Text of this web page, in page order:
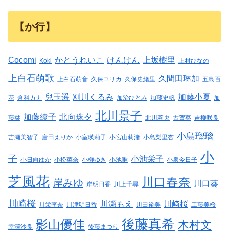
【か行】
Cocomi Koki かとうれいこ けんけん 上坂樹里 上村ひなの
上白石萌歌 上白石萌音 久保ユリカ 久保史緒里 久間田琳加 五島百
花 倉科カナ 兒玉遥 刈川くるみ 加治ひとみ 加藤史帆 加藤小夏 加
藤栞 加藤綾子 北向珠夕 北川景子 北川莉央 古賀葵 吉柳咲良
吉瀬美智子 唐田えりか 小室瑛莉子 小宮山莉渚 小島梨里杏 小島瑠璃
子 小日向ゆか 小松菜奈 小柳ゆき 小池唯 小池栄子 小泉今日子 小
芝風花 岸みゆ 岸明日香 川上千尋 川口春奈 川口葵
川崎桜 川栄李奈 川津明日香 川瀬もえ 川田裕美 川﨑桜 工藤美桜
幸澤沙良 影山優佳 後藤まつり 後藤真希 木村文